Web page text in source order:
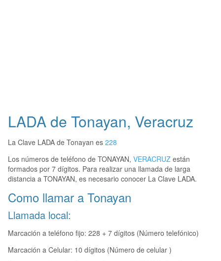
LADA de Tonayan, Veracruz
La Clave LADA de Tonayan es 228
Los números de teléfono de TONAYAN, VERACRUZ están
formados por 7 dígitos. Para realizar una llamada de larga
distancia a TONAYAN, es necesario conocer La Clave LADA.
Como llamar a Tonayan
Llamada local:
Marcación a teléfono fijo: 228 + 7 dígitos (Número telefónico)
Marcación a Celular: 10 dígitos (Número de celular )